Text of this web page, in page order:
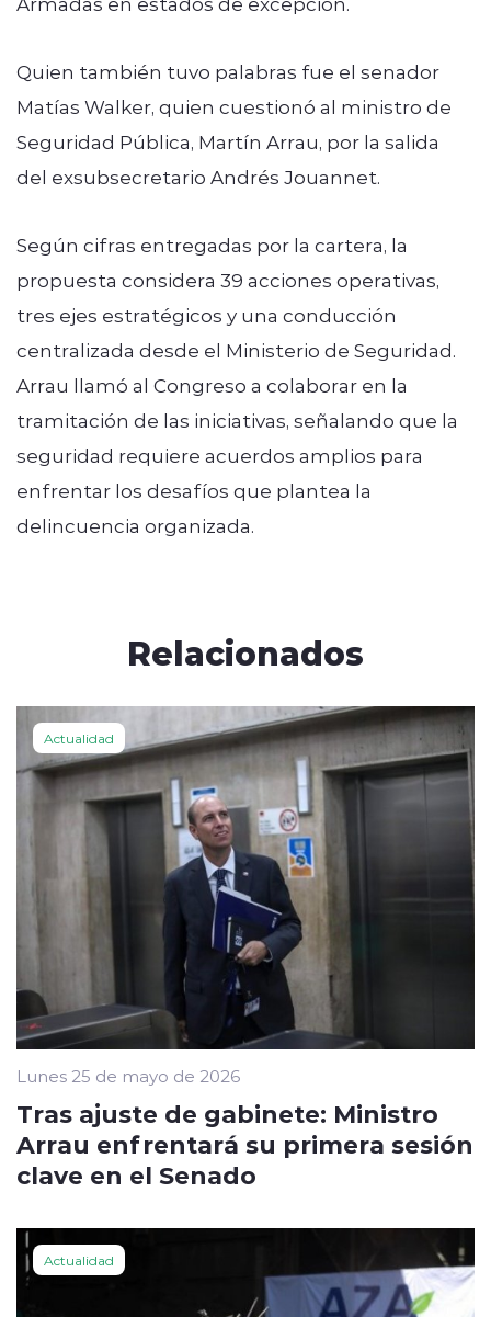
Quien también tuvo palabras fue el senador
Matías Walker, quien cuestionó al ministro de
Seguridad Pública, Martín Arrau, por la salida
del exsubsecretario Andrés Jouannet.
Según cifras entregadas por la cartera, la
propuesta considera 39 acciones operativas,
tres ejes estratégicos y una conducción
centralizada desde el Ministerio de Seguridad.
Arrau llamó al Congreso a colaborar en la
tramitación de las iniciativas, señalando que la
seguridad requiere acuerdos amplios para
enfrentar los desafíos que plantea la
delincuencia organizada.
Relacionados
Actualidad
Lunes 25 de mayo de 2026
Tras ajuste de gabinete: Ministro
Arrau enfrentará su primera sesión
clave en el Senado
Actualidad